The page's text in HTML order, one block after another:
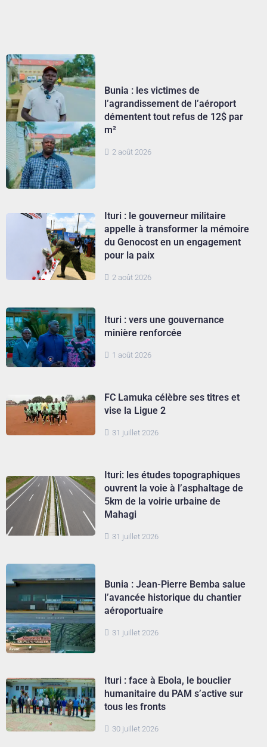
2 août 2026
Bunia : les victimes de
l’agrandissement de l’aéroport
démentent tout refus de 12$ par
m²
2 août 2026
Ituri : le gouverneur militaire
appelle à transformer la mémoire
du Genocost en un engagement
pour la paix
1 août 2026
Ituri : vers une gouvernance
minière renforcée
31 juillet 2026
FC Lamuka célèbre ses titres et
vise la Ligue 2
31 juillet 2026
Ituri: les études topographiques
ouvrent la voie à l’asphaltage de
5km de la voirie urbaine de
Mahagi
31 juillet 2026
Bunia : Jean-Pierre Bemba salue
l’avancée historique du chantier
aéroportuaire
30 juillet 2026
Ituri : face à Ebola, le bouclier
humanitaire du PAM s’active sur
tous les fronts